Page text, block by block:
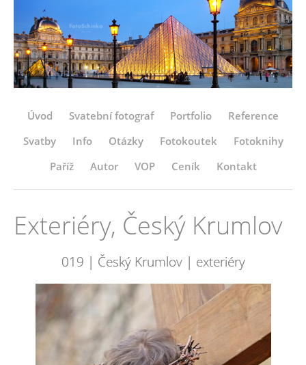
Úvod Svatební fotograf Portfolio
Reference
Svatby
Info Otázky Fotokoutek
Fotoknihy
Paříž
Autor VOP Ceník Kontakt
Exteriéry, Český Krumlov
019 | Český Krumlov | exteriéry